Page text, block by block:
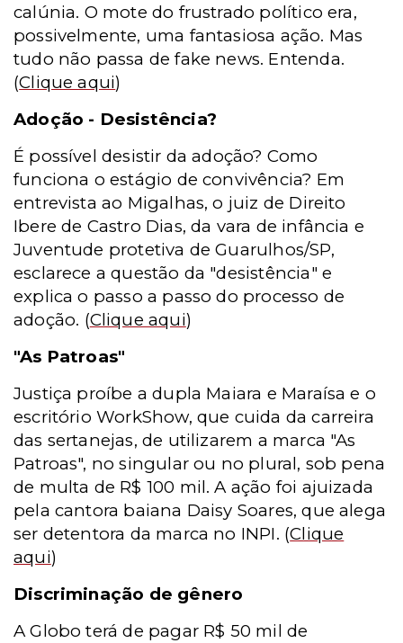
calúnia. O mote do frustrado político era,
possivelmente, uma fantasiosa ação. Mas
tudo não passa de fake news. Entenda.
(Clique aqui)
Adoção - Desistência?
É possível desistir da adoção? Como
funciona o estágio de convivência? Em
entrevista ao Migalhas, o juiz de Direito
Ibere de Castro Dias, da vara de infância e
Juventude protetiva de Guarulhos/SP,
esclarece a questão da "desistência" e
explica o passo a passo do processo de
adoção. (Clique aqui)
"As Patroas"
Justiça proíbe a dupla Maiara e Maraísa e o
escritório WorkShow, que cuida da carreira
das sertanejas, de utilizarem a marca "As
Patroas", no singular ou no plural, sob pena
de multa de R$ 100 mil. A ação foi ajuizada
pela cantora baiana Daisy Soares, que alega
ser detentora da marca no INPI. (Clique
aqui)
Discriminação de gênero
A Globo terá de pagar R$ 50 mil de